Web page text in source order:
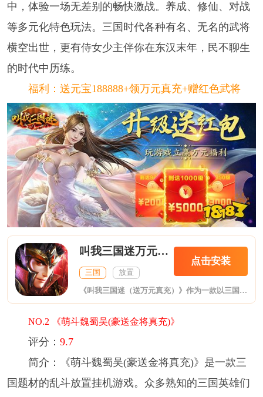
中，体验一场无差别的畅快激战。养成、修仙、对战
等多元化特色玩法。三国时代各种有名、无名的武将
横空出世，更有侍女少主伴你在东汉末年，民不聊生
的时代中历练。
福利：送元宝188888+领万元真充+赠红色武将
叫我三国迷万元真充卡
三国 放置
点击安装
《叫我三国迷（送万元真充）》作为一款以三国为主内容的卡牌挂机H5，让你架空三国的世界中，体验一场无差别的畅快激战。养成、修仙、对战等多元化特色玩法。三国时代各种有名、无名的武将横空出世，更有侍女少主伴你在东汉末年，民不聊生的时代中历练。
NO.2 《萌斗魏蜀吴(豪送金将真充)》
评分： 9.7
简介： 《萌斗魏蜀吴(豪送金将真充)》是一款三
国题材的乱斗放置挂机游戏。众多熟知的三国英雄们